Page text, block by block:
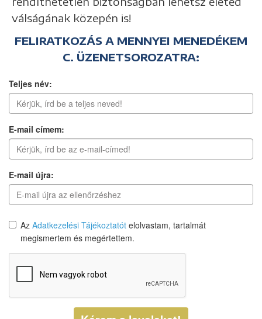
válságának közepén is!
FELIRATKOZÁS A MENNYEI MENEDÉKEM
C. ÜZENETSOROZATRA:
Teljes név:
E-mail címem:
E-mail újra:
Az Adatkezelési Tájékoztatót elolvastam, tartalmát
megismertem és megértettem.